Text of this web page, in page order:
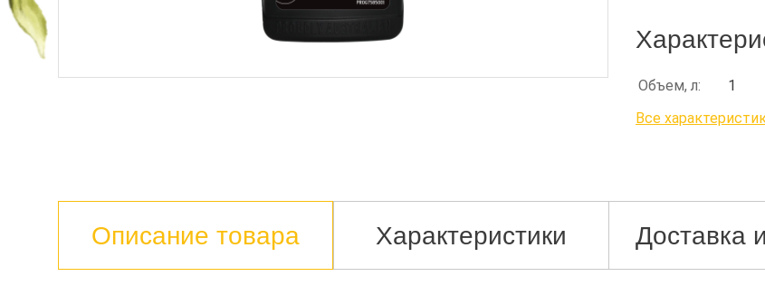
Объем, л:
1
Все
Описание товара Характеристики Доставка